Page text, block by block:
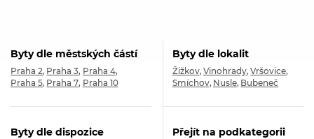
Byty dle městských částí
Praha 2 Praha 3 Praha 4
Praha 5 Praha 7 Praha 10
Byty dle lokalit
Žižkov Vinohrady Vršovice
Smíchov Nusle Bubeneč
Byty dle dispozice Přejít na podkategorii